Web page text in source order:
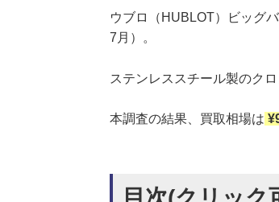
ウブロ（HUBLOT）ビッグ
7月）。
ステンレススチール製のク
本調査の結果、買取相場は